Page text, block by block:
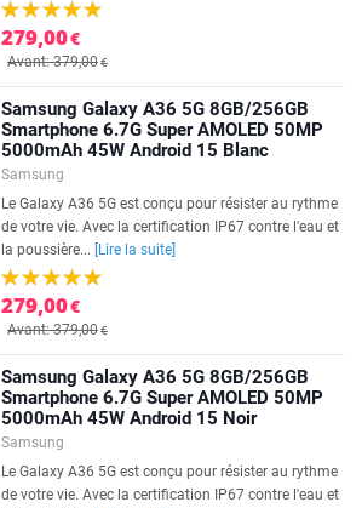
279,00€
Avant: 379,00€
Samsung Galaxy A36 5G 8GB/256GB
Smartphone 6.7G Super AMOLED 50MP
5000mAh 45W Android 15 Blanc
Samsung
Le Galaxy A36 5G est conçu pour résister au rythme
de votre vie. Avec la certification IP67 contre l'eau et
la poussière...
[Lire la suite]
279,00€
Avant: 379,00€
Samsung Galaxy A36 5G 8GB/256GB
Smartphone 6.7G Super AMOLED 50MP
5000mAh 45W Android 15 Noir
Samsung
Le Galaxy A36 5G est conçu pour résister au rythme
de votre vie. Avec la certification IP67 contre l'eau et